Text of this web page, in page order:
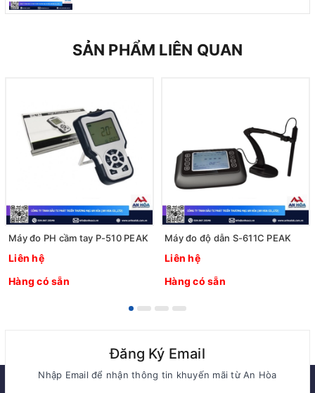
SẢN PHẨM LIÊN QUAN
Máy đo PH cầm tay P-510 PEAK
Liên hệ
Hàng có sẵn
Máy đo độ dẫn S-611C PEAK
Liên hệ
Hàng có sẵn
Đăng Ký Email
Nhập Email để nhận thông tin khuyến mãi từ An Hòa